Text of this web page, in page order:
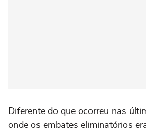
Diferente do que ocorreu nas
onde os embates eliminatórios